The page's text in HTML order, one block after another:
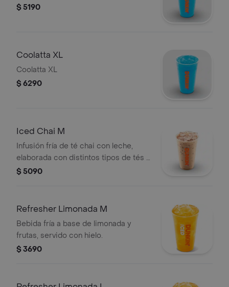
$ 5190
Coolatta XL
Coolatta XL
$ 6290
Iced Chai M
Infusión fría de té chai con leche,
elaborada con distintos tipos de tés y
especias.
$ 5090
Refresher Limonada M
Bebida fría a base de limonada y
frutas, servido con hielo.
$ 3690